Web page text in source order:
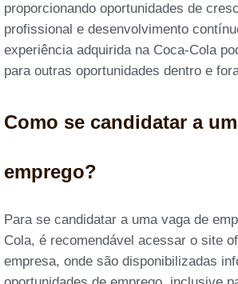
proporcionando oportunidades de
profissional e desenvolvimento
experiência adquirida na Coca-Cola
para outras oportunidades dentro e
Como se candidatar a
emprego?
Para se candidatar a uma vaga de
Cola, é recomendável acessar o site
empresa, onde são disponibilizadas